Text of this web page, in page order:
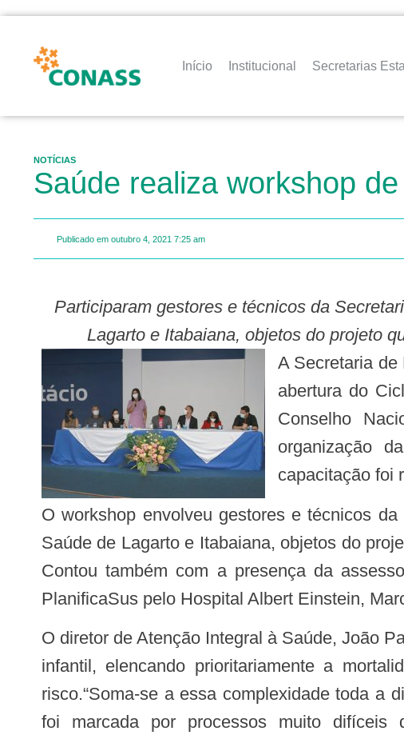
Início Institucional Secretarias
NOTÍCIAS
Saúde realiza workshop
Publicado em outubro 4, 2021 7:25 am
Participaram gestores e técnicos da
Lagarto e Itabaiana, objetos do projeto
A Secretaria de
abertura do
Conselho
organização
capacitação foi
O workshop envolveu gestores e técnicos da Secretaria de Estado da Saúde e dos municípios que compõem as Regiões de
Saúde de Lagarto e Itabaiana, objetos do
Contou também com a presença da
PlanificaSus pelo Hospital Albert Einstein,
O diretor de Atenção Integral à Saúde, João Paulo Brito, destacou a ousadia do Estado de Sergipe em trabalhar a linha materno-
infantil, elencando prioritariamente a
risco.“Soma-se a essa complexidade toda a
foi marcada por processos muito